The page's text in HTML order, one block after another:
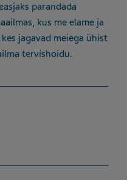
parandada
kus me elame ja
jagavad meiega ühist
tervishoidu.